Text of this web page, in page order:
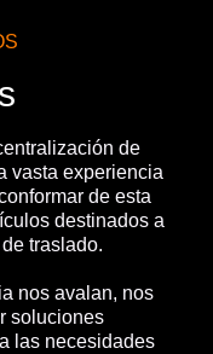
de
vasta experiencia
de esta
destinados a
traslado.
nos avalan, nos
soluciones
las necesidades